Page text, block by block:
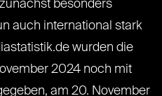
besonders
auch international stark
wurden die
2024 noch mit
am 20. November